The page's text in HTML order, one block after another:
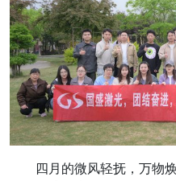
四月的微风轻抚，万物焕